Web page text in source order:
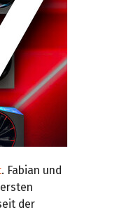
. Fabian und
der